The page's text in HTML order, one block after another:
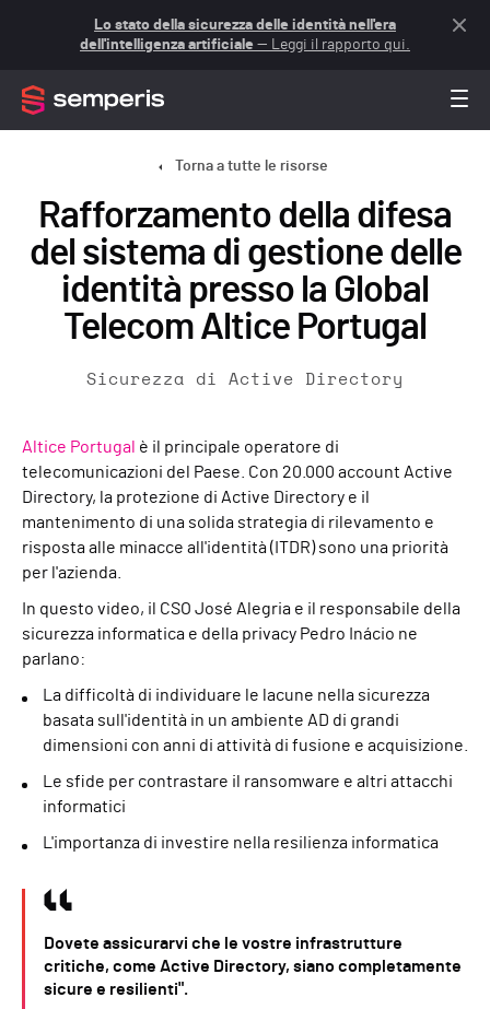
Lo stato della sicurezza delle identità nell'era
dell'intelligenza artificiale — Leggi il rapporto qui.
Torna a tutte le risorse
Rafforzamento della difesa
del sistema di gestione delle
identità presso la Global
Telecom Altice Portugal
Sicurezza di Active Directory
Altice Portugal è il principale operatore di
telecomunicazioni del Paese. Con 20.000 account Active
Directory, la protezione di Active Directory e il
mantenimento di una solida strategia di rilevamento e
risposta alle minacce all'identità (ITDR) sono una priorità
per l'azienda.
In questo video, il CSO José Alegria e il responsabile della
sicurezza informatica e della privacy Pedro Inácio ne
parlano:
La difficoltà di individuare le lacune nella sicurezza
basata sull'identità in un ambiente AD di grandi
dimensioni con anni di attività di fusione e acquisizione.
Le sfide per contrastare il ransomware e altri attacchi
informatici
L'importanza di investire nella resilienza informatica
Dovete assicurarvi che le vostre infrastrutture
critiche, come Active Directory, siano completamente
sicure e resilienti".